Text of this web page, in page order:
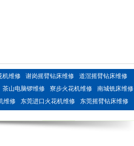
机维修 谢岗摇臂钻床维修
道滘摇臂钻床维修
茶山电脑锣维修
寮步火花机维修
南城铣床维修
维修
东莞进口火花机维修
东莞摇臂钻床维修